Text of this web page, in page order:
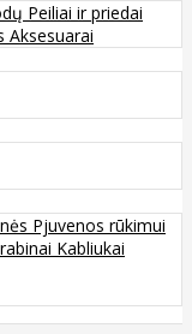
Peiliai ir priedai
Aksesuarai
Pjuvenos rūkimui
Kabliukai